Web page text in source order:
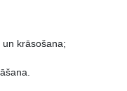
krāsošana;